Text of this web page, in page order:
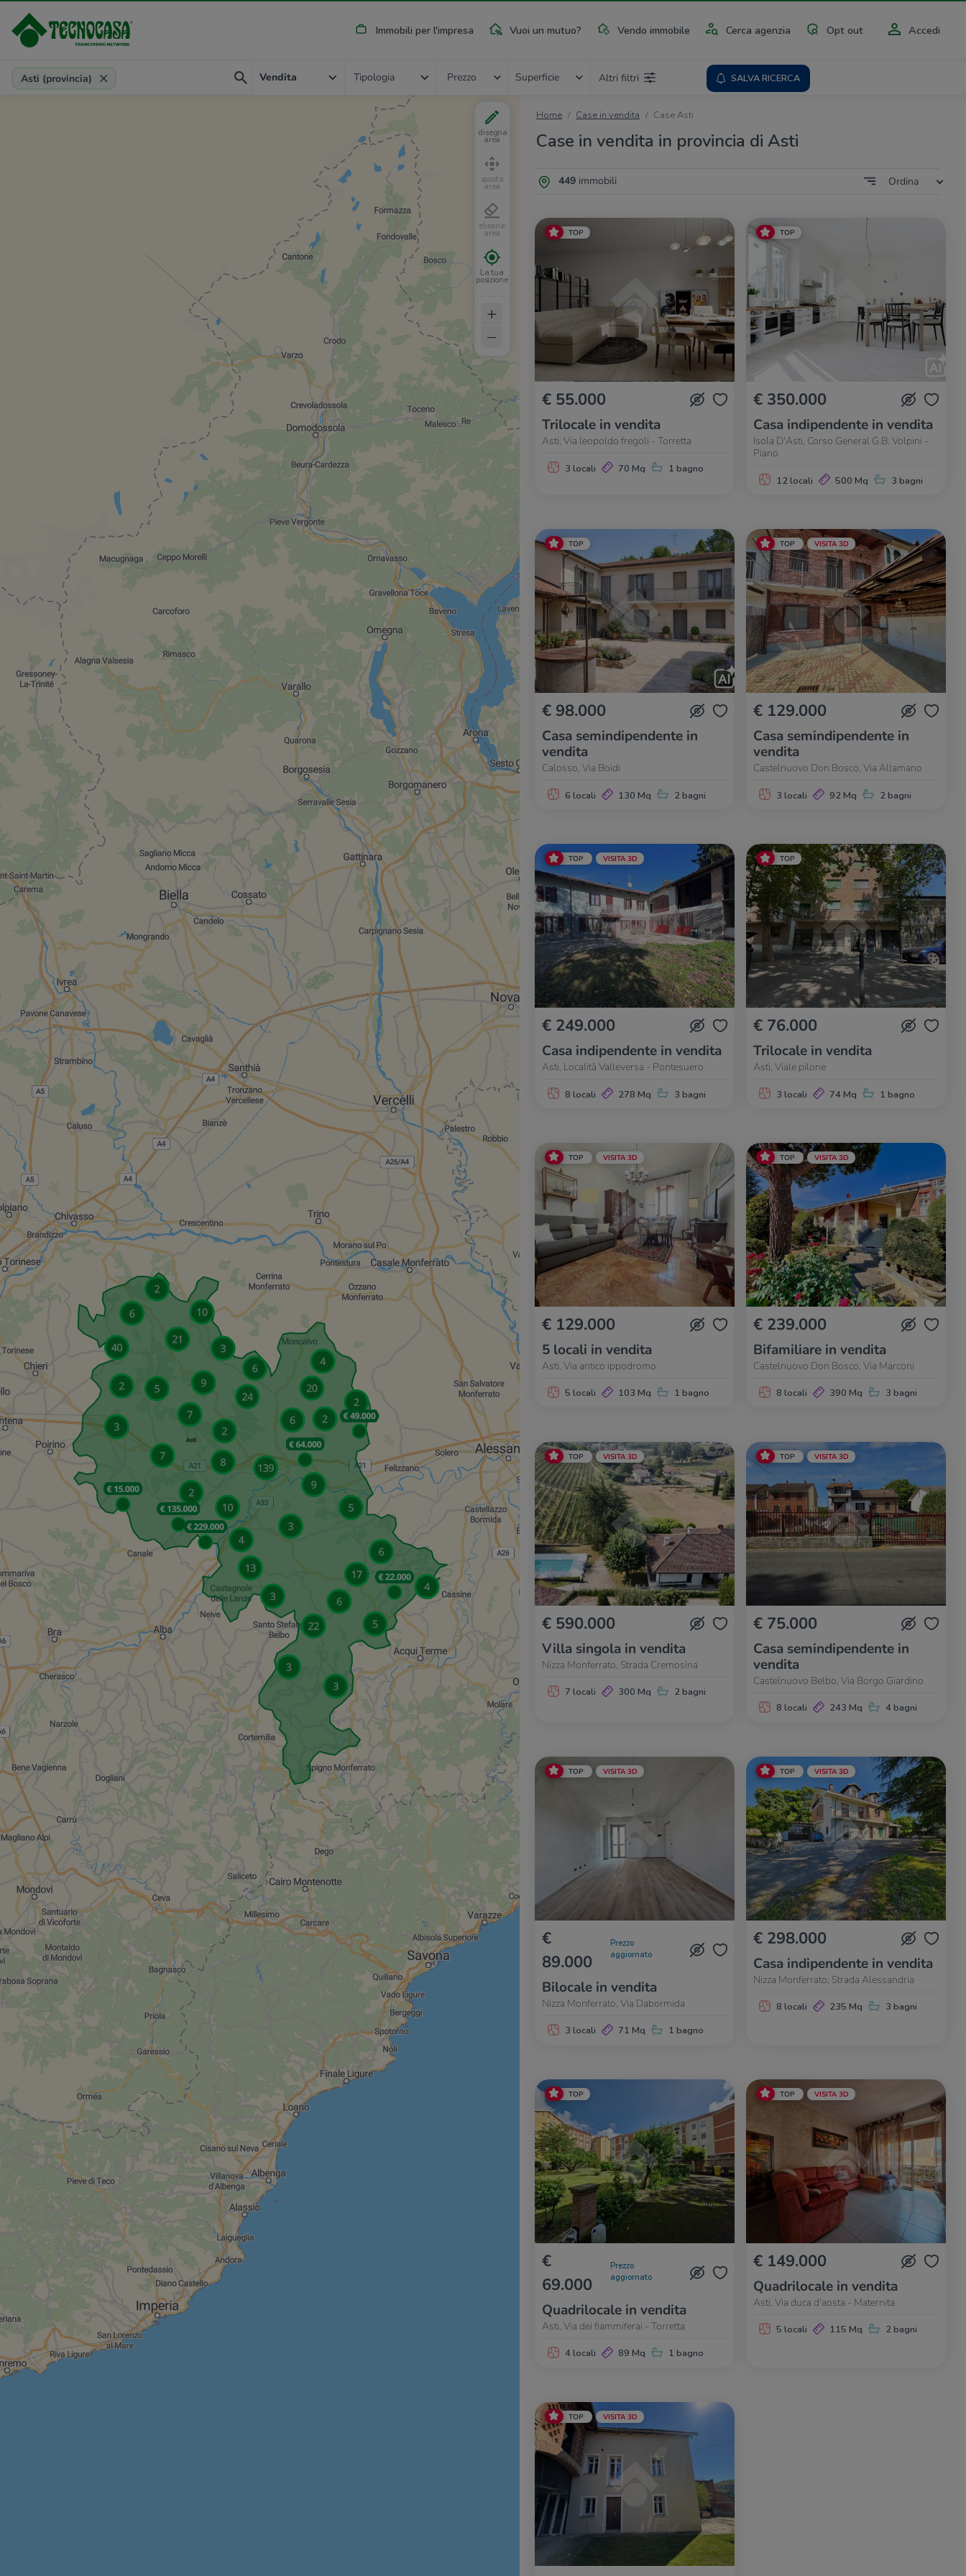
Immobili per l'impresa Vuoi un mutuo? Vendo immobile Cerca agenzia Opt out Accedi
Provincia, comune, zona, riferimento
Asti (provincia) Vendita Tipologia Prezzo Superficie Altri filtri SALVA RICERCA
Home Case in vendita Case Asti
Case in vendita in provincia di Asti
449immobili Ordina
TOP
€ 55.000
Trilocale in vendita
Asti, Via leopoldo fregoli - Torretta
3 locali 70 Mq 1 bagno
TOP
€ 350.000
Casa indipendente in vendita
Isola D'Asti, Corso General G.B. Volpini -
Piano
12 locali 500 Mq 3 bagni
TOP
€ 98.000
Casa semindipendente in
vendita
Calosso, Via Boidi
6 locali 130 Mq 2 bagni
TOP VISITA 3D
€ 129.000
Casa semindipendente in
vendita
Castelnuovo Don Bosco, Via Allamano
3 locali 92 Mq 2 bagni
TOP VISITA 3D
€ 249.000
Casa indipendente in vendita
Asti, Località Valleversa - Pontesuero
8 locali 278 Mq 3 bagni
TOP
€ 76.000
Trilocale in vendita
Asti, Viale pilone
3 locali 74 Mq 1 bagno
TOP VISITA 3D
€ 129.000
5 locali in vendita
Asti, Via antico ippodromo
5 locali 103 Mq 1 bagno
TOP VISITA 3D
€ 239.000
Bifamiliare in vendita
Castelnuovo Don Bosco, Via Marconi
8 locali 390 Mq 3 bagni
TOP VISITA 3D
€ 590.000
Villa singola in vendita
Nizza Monferrato, Strada Cremosina
7 locali 300 Mq 2 bagni
TOP VISITA 3D
€ 75.000
Casa semindipendente in
vendita
Castelnuovo Belbo, Via Borgo Giardino
8 locali 243 Mq 4 bagni
TOP VISITA 3D
€
89.000
Prezzo
aggiornato
Bilocale in vendita
Nizza Monferrato, Via Dabormida
3 locali 71 Mq 1 bagno
TOP VISITA 3D
€ 298.000
Casa indipendente in vendita
Nizza Monferrato, Strada Alessandria
8 locali 235 Mq 3 bagni
TOP
€
69.000
Prezzo
aggiornato
Quadrilocale in vendita
Asti, Via dei fiammiferai - Torretta
4 locali 89 Mq 1 bagno
TOP VISITA 3D
€ 149.000
Quadrilocale in vendita
Asti, Via duca d'aosta - Maternita
5 locali 115 Mq 2 bagni
TOP VISITA 3D
disegna
area
sposta
area
elimina
area
La tua
posizione
+
–